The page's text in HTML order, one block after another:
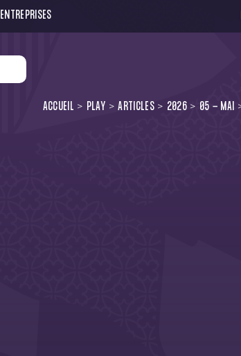
ENTREPRISES
ACCUEIL PLAY ARTICLES 2026 05 - MAI